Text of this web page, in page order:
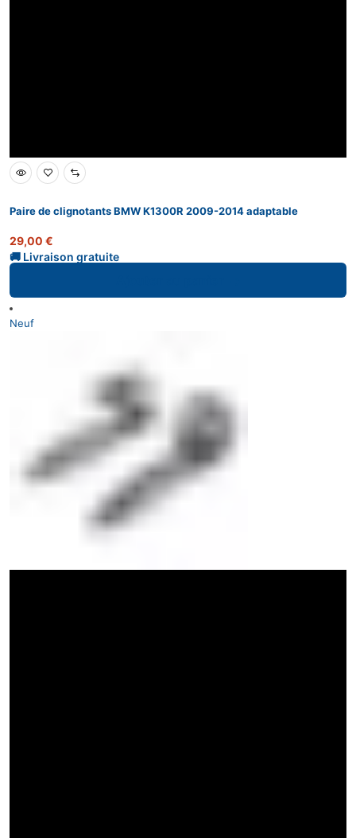
Paire de clignotants BMW K1300R 2009-2014 adaptable
29,00 €
Neuf